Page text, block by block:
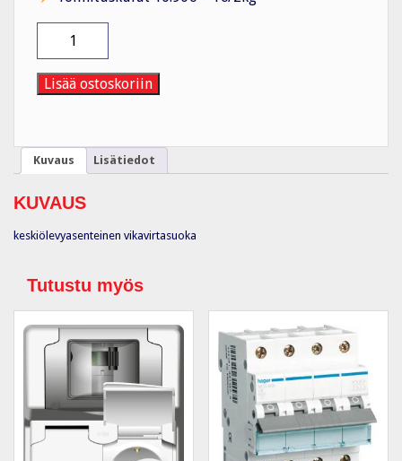
-
VVS
määrä
Lisää ostoskoriin
Kuvaus Lisätiedot
KUVAUS
keskiölevyasenteinen vikavirtasuoka
Tutustu myös